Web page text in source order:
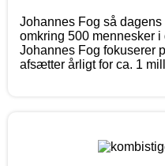
Johannes Fog så
omkring 500 mennesker
Johannes Fog fokuserer
afsætter årligt for ca. 1